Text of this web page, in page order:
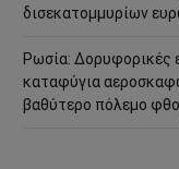
δισεκατομμυρίων
Ρωσία: Δορυφορικές
καταφύγια
βαθύτερο πόλεμο